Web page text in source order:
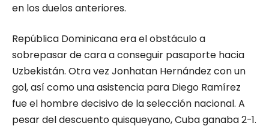
en los duelos anteriores.
República Dominicana era el obstáculo a
sobrepasar de cara a conseguir pasaporte hacia
Uzbekistán. Otra vez Jonhatan Hernández con un
gol, así como una asistencia para Diego Ramírez
fue el hombre decisivo de la selección nacional. A
pesar del descuento quisqueyano, Cuba ganaba 2-1.